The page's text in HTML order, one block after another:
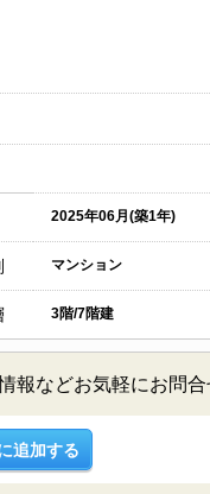
2025年06月(築1年)
マンション
3階/7階建
などお気軽にお問合
追加する